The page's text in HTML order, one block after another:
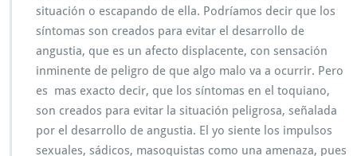
situación o escapando de ella. Podríamos decir que los
síntomas son creados para evitar el desarrollo de
angustia, que es un afecto displacente, con sensación
inminente de peligro de que algo malo va a ocurrir. Pero
es mas exacto decir, que los síntomas en el toquiano,
son creados para evitar la situación peligrosa, señalada
por el desarrollo de angustia. El yo siente los impulsos
sexuales, sádicos, masoquistas como una amenaza, pues